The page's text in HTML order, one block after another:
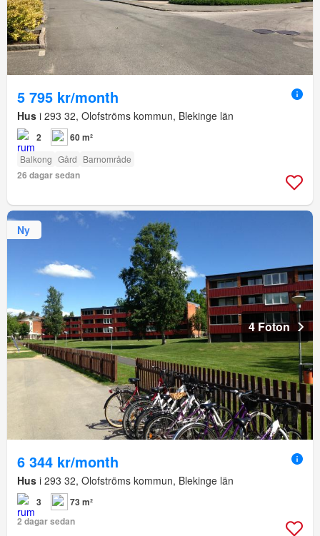
5 795 kr/month
Hus i 293 32, Olofströms kommun, Blekinge län
2 60 m²
Balkong Gård Barnområde
26 dagar sedan
Ny
4 Foton
6 344 kr/month
Hus i 293 32, Olofströms kommun, Blekinge län
3
73 m²
2 dagar sedan